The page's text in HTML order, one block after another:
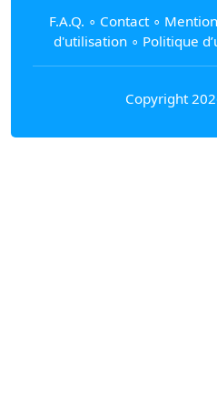
F.A.Q. ∘ Contact ∘
d'utilisation∘ Politique
Copyright